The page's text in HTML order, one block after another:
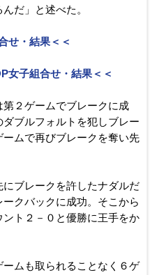
だ」と述べた。
せ・結果＜＜
女子組合せ・結果＜＜
２ゲームでブレークに成
ブルフォルトを犯しブレー
ムで再びブレークを奪い先
ブレークを許したナダルだ
クバックに成功。そこから
ト２－０と優勝に王手をか
ムも取られることなく６ゲ